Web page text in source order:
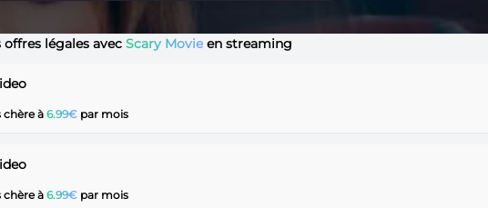
offres légales avec Scary Movieen streaming
chère à 6.99€ par mois
chère à 6.99€ par mois